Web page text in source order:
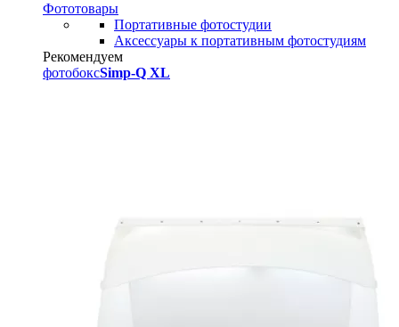
Фототовары
Портативные фотостудии
Аксессуары к портативным фотостудиям
Рекомендуем
фотобоксSimp-Q XL